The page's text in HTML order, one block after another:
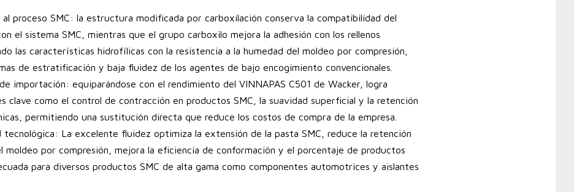
al proceso SMC: la estructura modificada por carboxilación conserva la compatibilidad del
el sistema SMC, mientras que el grupo carboxilo mejora la adhesión con los rellenos
las características hidrofílicas con la resistencia a la humedad del moldeo por compresión,
de estratificación y baja fluidez de los agentes de bajo encogimiento convencionales.
importación: equiparándose con el rendimiento del VINNAPAS C501 de Wacker, logra
clave como el control de contracción en productos SMC, la suavidad superficial y la retención
permitiendo una sustitución directa que reduce los costos de compra de la empresa.
La excelente fluidez optimiza la extensión de la pasta SMC, reduce la retención
moldeo por compresión, mejora la eficiencia de conformación y el porcentaje de productos
para diversos productos SMC de alta gama como componentes automotrices y aislantes